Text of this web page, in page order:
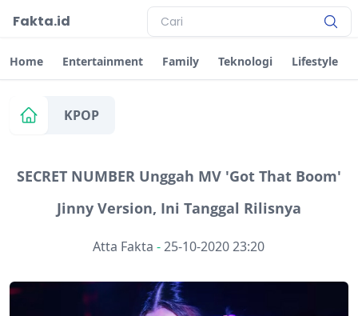
Fakta.id
Home Entertainment Family Teknologi Lifestyle
KPOP
SECRET NUMBER Unggah MV 'Got That Boom'
Jinny Version, Ini Tanggal Rilisnya
Atta Fakta -25-10-2020 23:20